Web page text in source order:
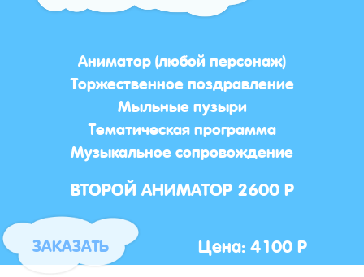
Аниматор (любой персонаж)
Торжественное поздравление
Мыльные пузыри
Тематическая программа
Музыкальное сопровождение
ВТОРОЙ АНИМАТОР 2600 Р
ЗАКАЗАТЬ Цена: 4100 Р